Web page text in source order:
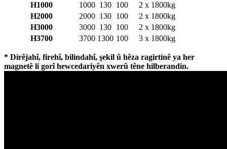
H1000
1000 130 100
2 x 1800kg
H2000
2000 130 100
2 x 1800kg
H3000
3000 130 100
2 x 1800kg
H3700
3700 1300 100 3 x 1800kg
* Dirêjahî, firehî, bilindahî, şekil û hêza ragirtinê ya her
magnetê li gorî hewcedariyên xwerû têne hilberandin.